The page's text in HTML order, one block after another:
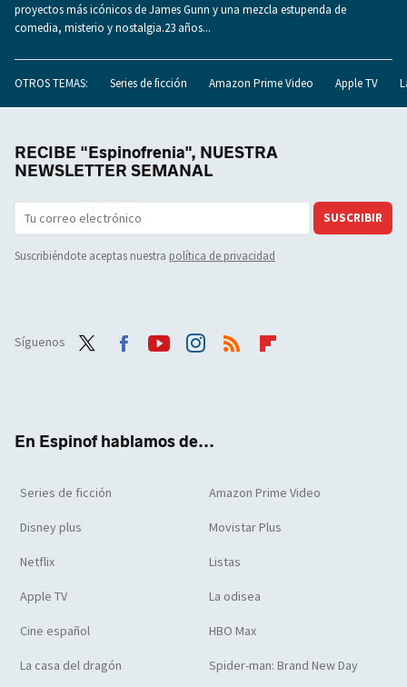
proyectos más icónicos de James Gunn y una mezcla estupenda de
comedia, misterio y nostalgia.23 años...
OTROS TEMAS: Series de ficción Amazon Prime Video Apple TV
RECIBE "Espinofrenia", NUESTRA
NEWSLETTER SEMANAL
SUSCRIBIR
Suscribiéndote aceptas nuestra política de privacidad
Síguenos
En Espinof hablamos de...
Series de ficción Amazon Prime Video
Disney plus Movistar Plus
Netflix Listas
Apple TV La odisea
Cine español HBO Max
La casa del dragón Spider-man: Brand New Day